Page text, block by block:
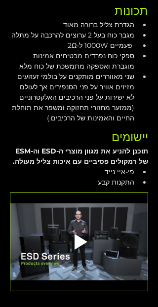
תכונות
הגדרת צליל ברורה מאוד
מגבר כוח בעל 2 ערוצים להרכבה על מתלה
פעמיים 1000W ל-2Ω
ספקי כוח נפרדים מבטיחים אמינות
מוגברת ואספקה מתמשכת של כוח מלא
שני מאווררים מותקנים על בולמי זעזועים
מזיזים אוויר על פני הסנפירים אך לעולם
לא ישירות על פני הרכיבים האלקטרוניים
(ממזער מחזורי תחזוקה ומשפר את תוחלת
החיים והאמינות של הרכיבים.)
יישומים
של רמקולים פסיביים עם איכות צליל מעולה.
פי-איי נייד
התקנות קבע